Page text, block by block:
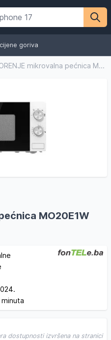
goriva
GORENJE mikrovalna pećnica MO20E1W Bijela
MO20E1W
dostupnosti izvršena na stranici